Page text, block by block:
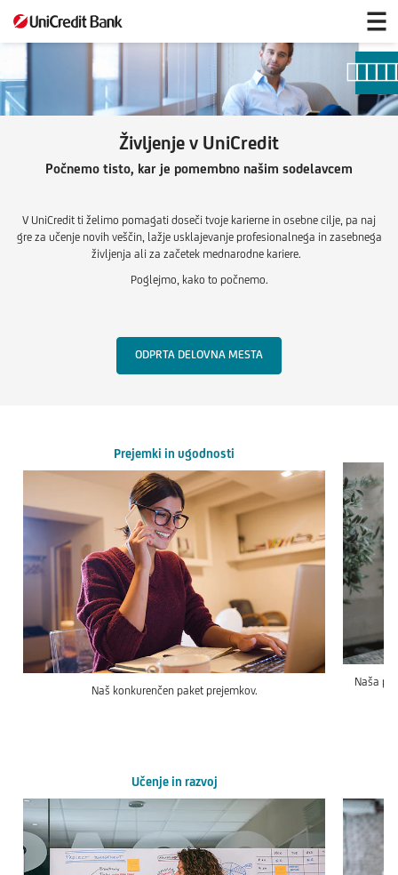
Življenje
UniCredit
Življenje v UniCredit
Počnemo tisto, kar je pomembno našim sodelavcem
V UniCredit ti želimo pomagati doseči tvoje karierne in osebne cilje, pa naj
gre za učenje novih veščin, lažje usklajevanje profesionalnega in zasebnega
življenja ali za začetek mednarodne kariere.
Poglejmo, kako to počnemo.
ODPRTA DELOVNA MESTA
Prejemki in ugodnosti
Naš konkurenčen paket prejemkov.
Naša
Učenje in razvoj